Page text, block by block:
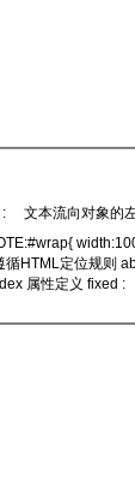
本流向对象的
HTML定位规则
属性定义